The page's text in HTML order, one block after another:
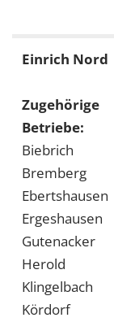
Einrich Nord
Zugehörige
Betriebe:
Biebrich
Bremberg
Ebertshausen
Ergeshausen
Gutenacker
Herold
Klingelbach
Kördorf